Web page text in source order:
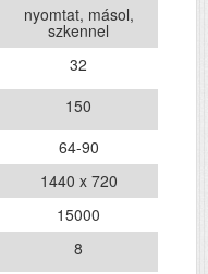
nyomtat, másol,
szkennel
32
150
64-90
1440 x 720
15000
8